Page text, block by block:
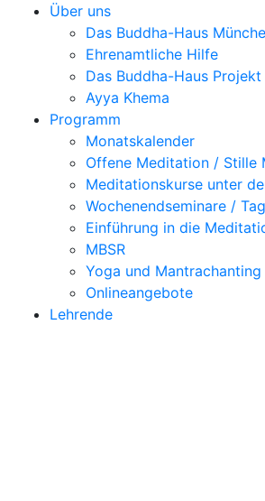
Über uns
Das Buddha-Haus
Ehrenamtliche Hilfe
Das Buddha-Haus Projekt
Ayya Khema
Programm
Monatskalender
Offene Meditation / Stille
Meditationskurse unter
Wochenendseminare /
Einführung in die
MBSR
Yoga und Mantrachanting
Onlineangebote
Lehrende